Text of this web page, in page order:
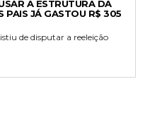
A ESTRUTURA DA
PAIS JÁ GASTOU R$ 305
de disputar a reeleição